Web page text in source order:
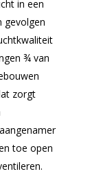
in een
gevolgen
¾ van
zorgt
toe open